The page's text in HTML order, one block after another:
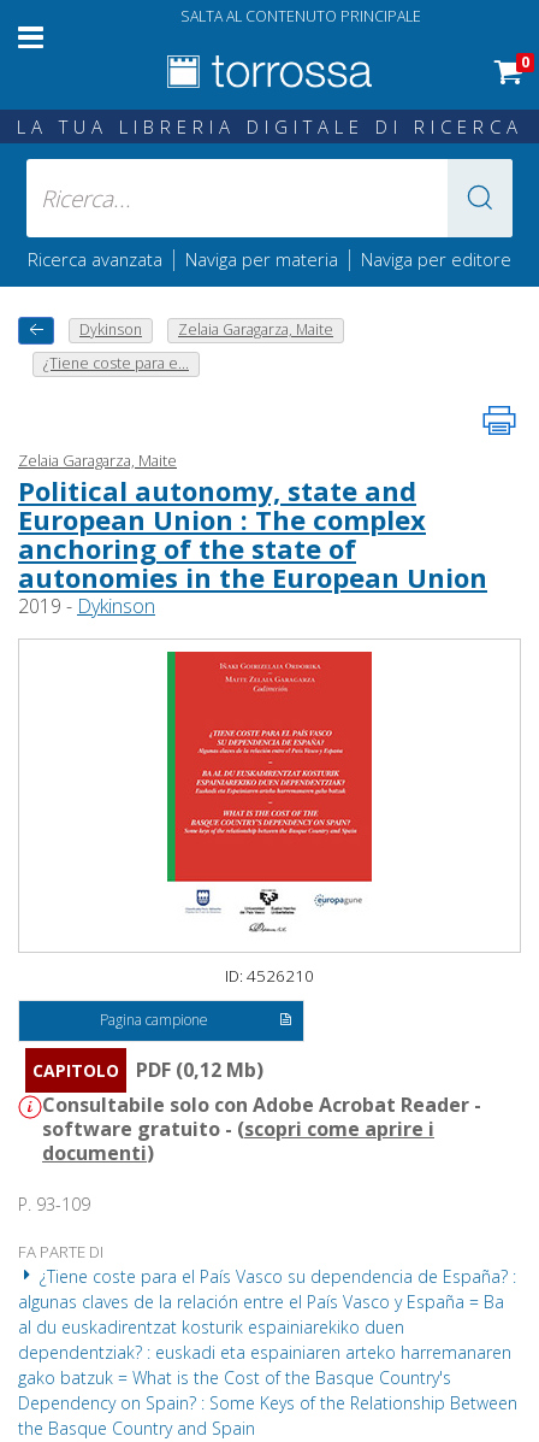
SALTA AL CONTENUTO PRINCIPALE
0
LA TUA LIBRERIA DIGITALE DI RICERCA
Ricerca avanzata | Naviga per materia | Naviga per editore
Dykinson
Zelaia Garagarza, Maite
¿Tiene coste para e...
Zelaia Garagarza, Maite
Political autonomy, state and
European Union : The complex
anchoring of the state of
autonomies in the European Union
2019 - Dykinson
ID: 4526210
Pagina campione
CAPITOLO
PDF (0,12 Mb)
Consultabile solo con Adobe Acrobat Reader -
software gratuito - (scopri come aprire i
documenti)
P. 93-109
FA PARTE DI
¿Tiene coste para el País Vasco su dependencia de España? :
algunas claves de la relación entre el País Vasco y España = Ba
al du euskadirentzat kosturik espainiarekiko duen
dependentziak? : euskadi eta espainiaren arteko harremanaren
gako batzuk = What is the Cost of the Basque Country's
Dependency on Spain? : Some Keys of the Relationship Between
the Basque Country and Spain